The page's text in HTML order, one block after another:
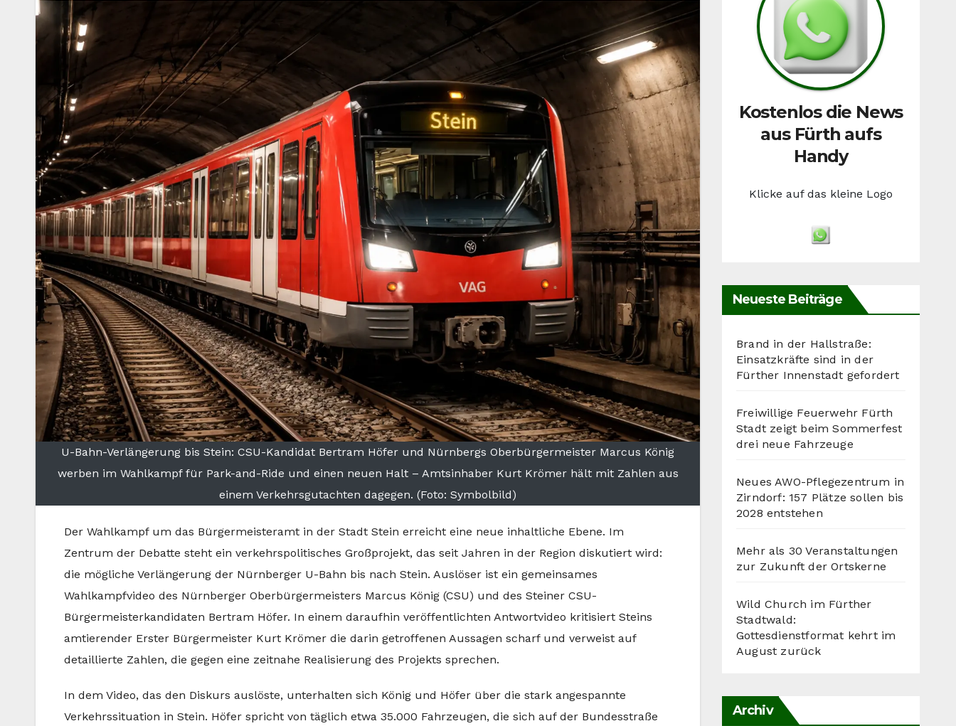
U-Bahn-Verlängerung bis Stein: CSU-Kandidat Bertram Höfer und Nürnbergs Oberbürgermeister Marcus König
werben im Wahlkampf für Park-and-Ride und einen neuen Halt – Amtsinhaber Kurt Krömer hält mit Zahlen aus
einem Verkehrsgutachten dagegen. (Foto: Symbolbild)
Der Wahlkampf um das Bürgermeisteramt in der Stadt Stein erreicht eine neue inhaltliche Ebene. Im
Zentrum der Debatte steht ein verkehrspolitisches Großprojekt, das seit Jahren in der Region diskutiert wird:
die mögliche Verlängerung der Nürnberger U-Bahn bis nach Stein. Auslöser ist ein gemeinsames
Wahlkampfvideo des Nürnberger Oberbürgermeisters Marcus König (CSU) und des Steiner CSU-
Bürgermeisterkandidaten Bertram Höfer. In einem daraufhin veröffentlichten Antwortvideo kritisiert Steins
amtierender Erster Bürgermeister Kurt Krömer die darin getroffenen Aussagen scharf und verweist auf
detaillierte Zahlen, die gegen eine zeitnahe Realisierung des Projekts sprechen.
In dem Video, das den Diskurs auslöste, unterhalten sich König und Höfer über die stark angespannte
Verkehrssituation in Stein. Höfer spricht von täglich etwa 35.000 Fahrzeugen, die sich auf der Bundesstraße
Kostenlos die News
aus Fürth aufs
Handy
Klicke auf das kleine Logo
Neueste Beiträge
Brand in der Hallstraße:
Einsatzkräfte sind in der
Fürther Innenstadt gefordert
Freiwillige Feuerwehr Fürth
Stadt zeigt beim Sommerfest
drei neue Fahrzeuge
Neues AWO-Pflegezentrum in
Zirndorf: 157 Plätze sollen bis
2028 entstehen
Mehr als 30 Veranstaltungen
zur Zukunft der Ortskerne
Wild Church im Fürther
Stadtwald:
Gottesdienstformat kehrt im
August zurück
Archiv